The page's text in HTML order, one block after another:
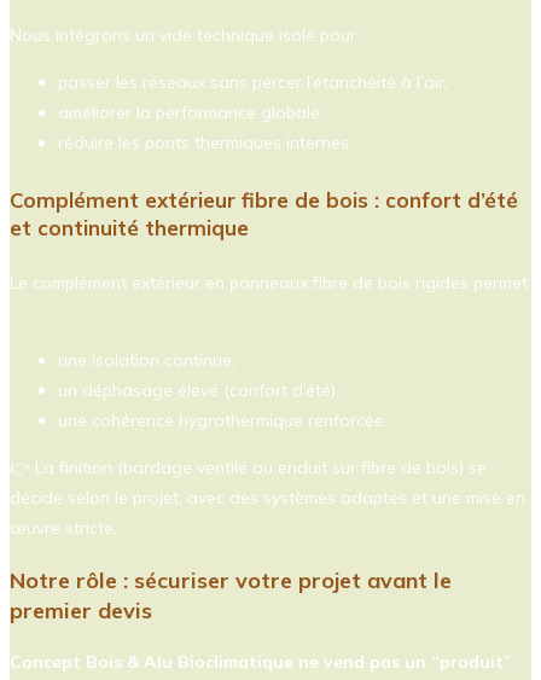
Nous intégrons un vide technique isolé pour :
passer les réseaux sans percer l’étanchéité à l’air,
améliorer la performance globale,
réduire les ponts thermiques internes.
Complément extérieur fibre de bois : confort d’été
et continuité thermique
Le complément extérieur en panneaux fibre de bois rigides permet
:
une isolation continue,
un déphasage élevé (confort d’été),
une cohérence hygrothermique renforcée.
👉 La finition (bardage ventilé ou enduit sur fibre de bois) se
décide selon le projet, avec des systèmes adaptés et une mise en
œuvre stricte.
Notre rôle : sécuriser votre projet avant le
premier devis
Concept Bois & Alu Bioclimatique ne vend pas un “produit” :